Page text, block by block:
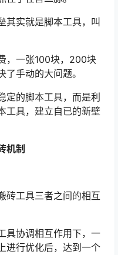
其实就是脚本工具，叫
，一张100块，200块
手动的大问题。
定的脚本工具，而是利
工具，建立自已的新壁
机制
砖工具三者之间的相互
具协调相互作用下，一
进行优化后，达到一个